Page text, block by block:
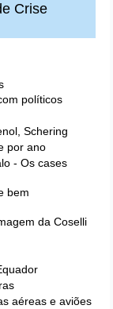
Crise
políticos
Schering
por ano
- Os cases
bem
da Coselli
aéreas e aviões